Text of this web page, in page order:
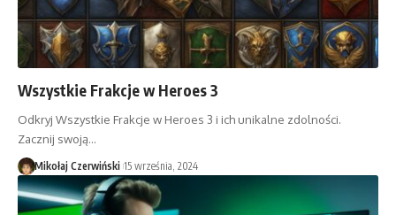
Wszystkie Frakcje w Heroes 3
Odkryj Wszystkie Frakcje w Heroes 3 i ich unikalne zdolności.
Zacznij swoją…
Mikołaj Czerwiński 15 września, 2024